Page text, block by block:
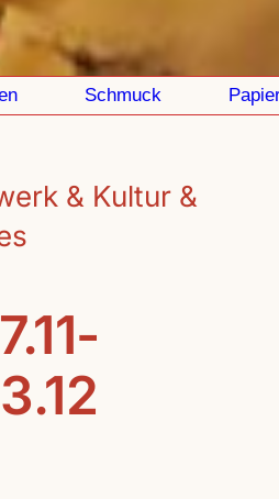
Schmuck Papier
& Kultur &